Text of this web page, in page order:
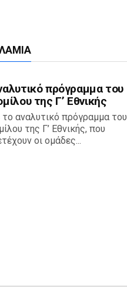
πρόγραμμα του
της Γ’ Εθνικής
το αναλυτικό πρόγραμμα του
της Γ’ Εθνικής, που
οι ομάδες...